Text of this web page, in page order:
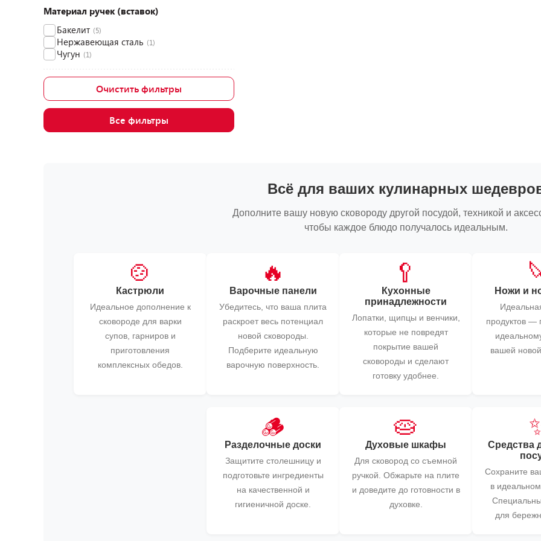
Материал ручек (вставок)
Бакелит (5)
Нержавеющая сталь (1)
Чугун (1)
Очистить фильтры
Все фильтры
Всё для ваших кулинарных
Дополните вашу новую сковороду другой посудой, техникой и
чтобы каждое блюдо получалось идеальным.
🍲
Кастрюли
Идеальное дополнение к
сковороде для варки
супов, гарниров и
приготовления
комплексных обедов.
🔥
Варочные панели
Убедитесь, что ваша плита
раскроет весь потенциал
новой сковороды.
Подберите идеальную
варочную поверхность.
🥄
Кухонные
принадлежности
Лопатки, щипцы и венчики,
которые не повредят
покрытие вашей
сковороды и сделают
готовку удобнее.
Ножи и
продуктов —
вашей
🪵
Разделочные доски
Защитите столешницу и
подготовьте ингредиенты
на качественной и
гигиеничной доске.
🥧
Духовые шкафы
Для сковород со съемной
ручкой. Обжарьте на плите
и доведите до готовности в
духовке.
Средства
Сохраните
в идеальном
для